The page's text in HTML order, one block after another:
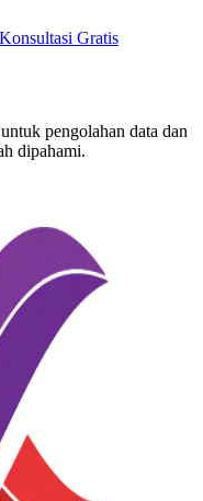
Konsultasi Gratis
pengolahan data dan
dipahami.